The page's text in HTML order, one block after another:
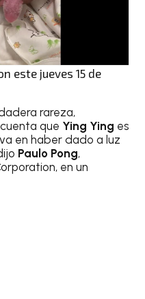
este jueves 15 de
rareza,
que Ying Ying es
en haber dado a luz
Paulo Pong,
en un